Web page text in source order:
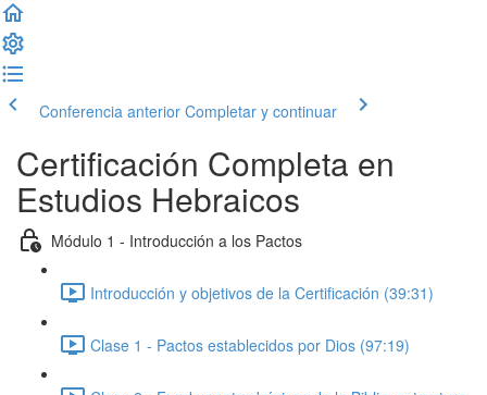
Conferencia anterior Completar y continuar
Certificación Completa en
Estudios Hebraicos
Módulo 1 - Introducción a los Pactos
Introducción y objetivos de la Certificación (39:31)
Clase 1 - Pactos establecidos por Dios (97:19)